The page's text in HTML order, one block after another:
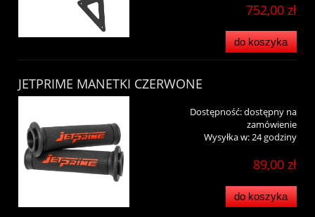
752,00 zł
do koszyka
JETPRIME MANETKI CZERWONE
Dostępność:dostępny na
zamówienie
Wysyłka w:24 godziny
89,00 zł
do koszyka